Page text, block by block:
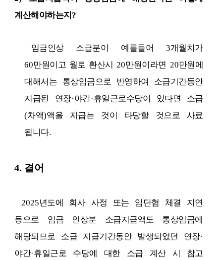
계산해야하는지 ?
임금인상 소급분이 예를들어 3개월치가
60만원이고 월로 환산시20만원이라면 20만원에
대해서는 통상임금으로 반영하여 소급기간동안
지급된 연장·야간·휴일근로수당이 있다면 소급
(차액)액을 지급는 것이 타당할 것으로 사료
됩니다.
4. 결어
2025년도에 회사 사정 또는 임단협 체결 지연
등으로 임금 인상분 소급지급액도 통상임금에
해당되므로 소급 지급기간동안 발생되었던 연장·
야간·휴일근로 수당에 대한 소급 계산 시 참고